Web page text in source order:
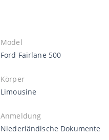
Model
Ford Fairlane 500
Körper
Limousine
Anmeldung
Niederländische Dokumente